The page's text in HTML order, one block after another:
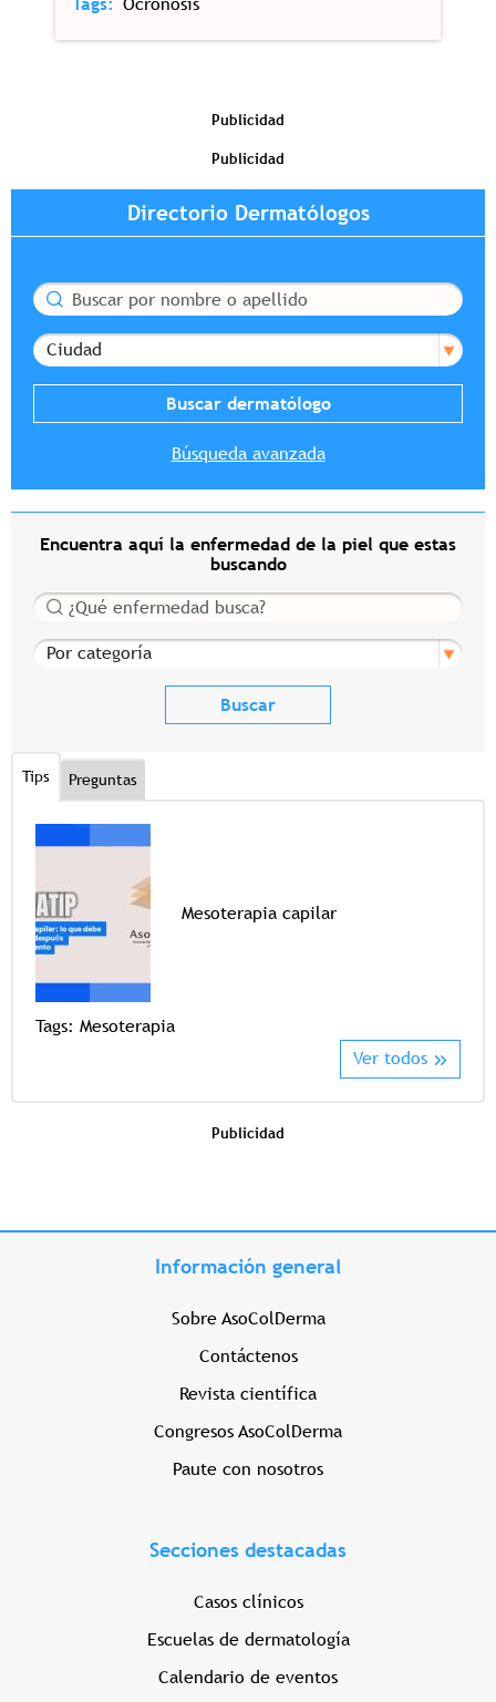
Publicidad
Publicidad
Directorio Dermatólogos
Buscar
Ciudad
Búsqueda avanzada
Encuentra aquí la enfermedad de la piel que estas
buscando
Buscar
Por categoría
Tips Preguntas
Mesoterapia capilar
Tags: Mesoterapia
Ver todos
Publicidad
Información general
Sobre AsoColDerma
Contáctenos
Revista científica
Congresos AsoColDerma
Paute con nosotros
Secciones destacadas
Casos clínicos
Escuelas de dermatología
Calendario de eventos